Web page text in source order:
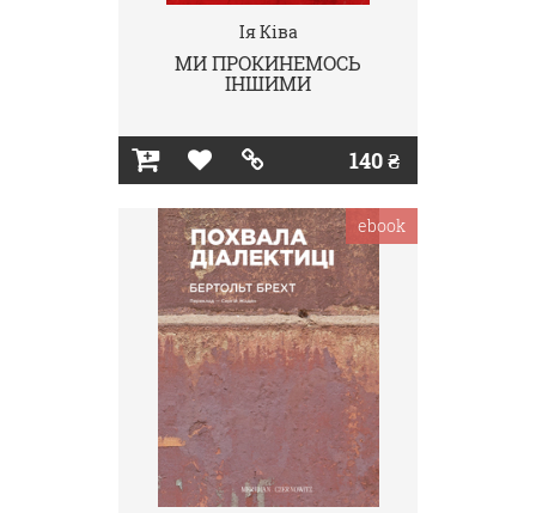
Ія Ківа
МИ ПРОКИНЕМОСЬ
ІНШИМИ
140 ₴
ebook